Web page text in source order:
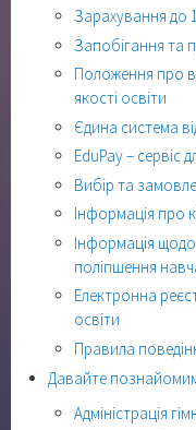
Зарахування до
Запобігання та
Положення про
якості освіти
Єдина система
EduPay – сервіс
Вибір та
Інформація про
Інформація
поліпшення
Електронна
освіти
Правила
Давайте
Адміністрація